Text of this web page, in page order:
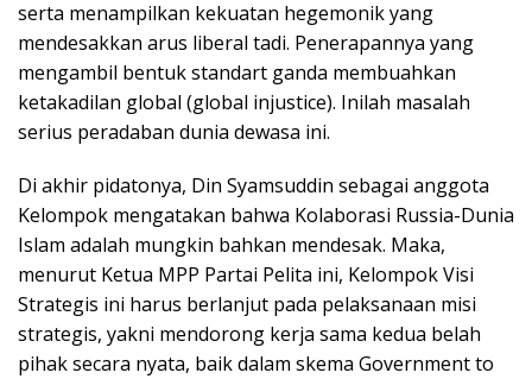
serta menampilkan kekuatan hegemonik yang
mendesakkan arus liberal tadi. Penerapannya yang
mengambil bentuk standart ganda membuahkan
ketakadilan global (global injustice). Inilah masalah
serius peradaban dunia dewasa ini.
Di akhir pidatonya, Din Syamsuddin sebagai anggota
Kelompok mengatakan bahwa Kolaborasi Russia-Dunia
Islam adalah mungkin bahkan mendesak. Maka,
menurut Ketua MPP Partai Pelita ini, Kelompok Visi
Strategis ini harus berlanjut pada pelaksanaan misi
strategis, yakni mendorong kerja sama kedua belah
pihak secara nyata, baik dalam skema Government to